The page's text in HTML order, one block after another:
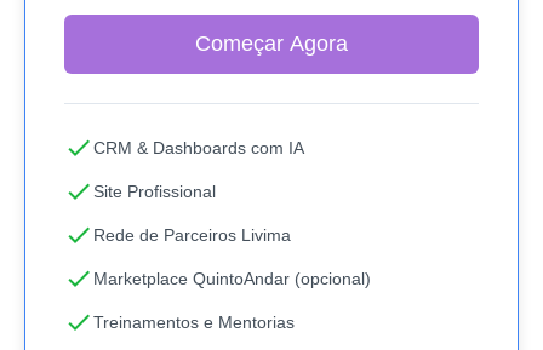
Começar Agora
checkCRM & Dashboards com IA
check Site Profissional
check Rede de Parceiros Livima
check Marketplace QuintoAndar (opcional)
checkTreinamentos e Mentorias